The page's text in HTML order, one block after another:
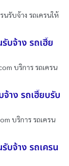
นรับจ้าง รถเครนให้
บจ้าง รถเฮี๊ย
บริการ รถเครน
จ้าง รถเฮี๊ยบรับ
บริการ รถเครน
บจ้าง รถเครน